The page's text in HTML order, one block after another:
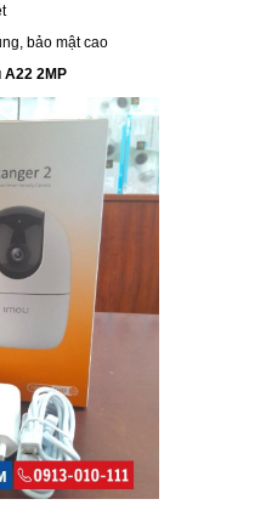
bảo mật cao
2MP